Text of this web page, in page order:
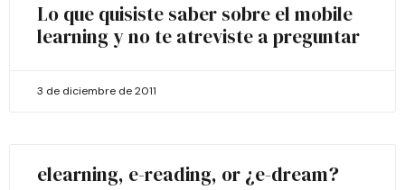
Lo que quisiste saber sobre el mobile
learning y no te atreviste a preguntar
3 de diciembre de 2011
elearning, e-reading, or ¿e-dream?